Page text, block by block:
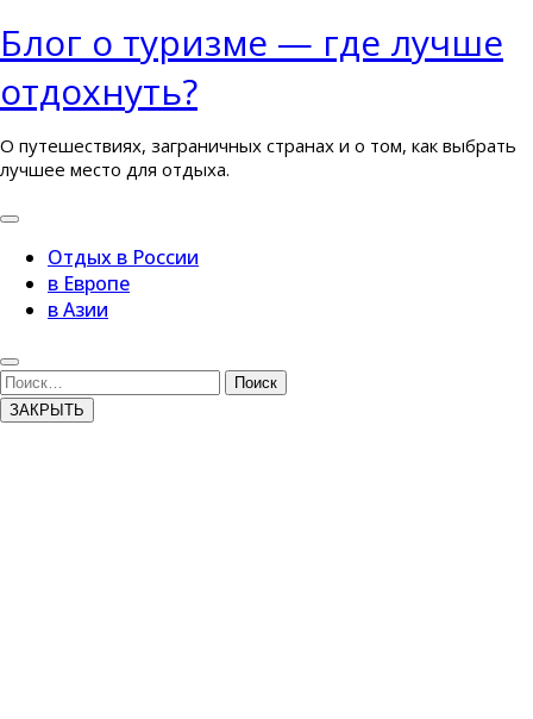
Перейти
к
содержимому
Блог о туризме — где лучше
отдохнуть?
О путешествиях, заграничных странах и о том, как выбрать
лучшее место для отдыха.
Кнопка
Отдых в России
в Европе
в Азии
Кнопка
Закрыть
Поиск
ЗАКРЫТЬ